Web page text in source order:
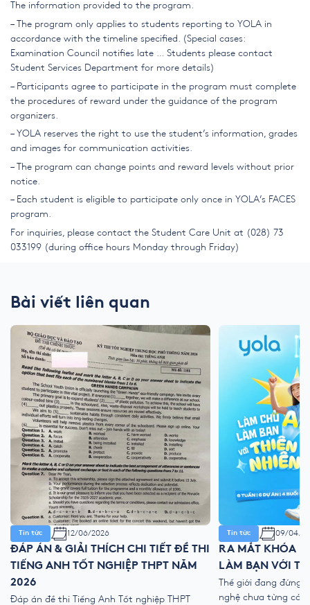
The information provided to the program.
– The program only applies to students reporting to YOLA in
accordance with the timeline specified. (Special cases:
Examination Council notifies late … Students please contact
Student Services Department for more details)
– Participants agree to participate in the program must complete
the procedures of reward under the guidance of the program
organizers.
– YOLA reserves the right to use the student’s information, grades
and images for communication activities.
– The program can change points and reward levels without prior
notice.
– Each student is eligible to participate only once in YOLA’s FACES
program.
For inquiries, please contact the Student Care Unit at (028) 73
033199 (during office hours Monday through Friday)
Bài viết liên quan
Tin tức 12/06/2026
ĐÁP ÁN & GIẢI THÍCH CHI TIẾT ĐỀ THI
TIẾNG ANH TỐT NGHIỆP THPT NĂM
2026
Đáp án đề thi Tiếng Anh Tốt nghiệp THPT
Tin tức 09/04/
RA MẮT KHÓA
LÀM BẠN VỚI
Thế giới đang đứng
nghệ chưa từng có